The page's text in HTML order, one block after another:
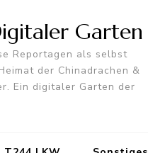
Garten
Reportagen als selbst
der Chinadrachen &
Ein digitaler Garten der